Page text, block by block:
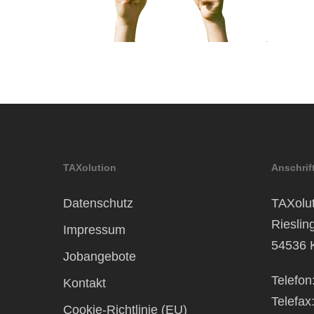
TAXolution
Datenschutz
Impressum
Jobangebote
Kontakt
Cookie-Richtlinie (EU)
54536